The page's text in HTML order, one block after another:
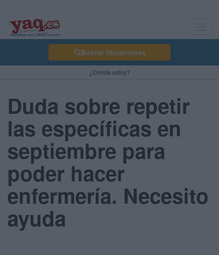
Buscar titulaciones
¿Dónde estoy?
Duda sobre repetir
las específicas en
septiembre para
poder hacer
enfermería. Necesito
ayuda